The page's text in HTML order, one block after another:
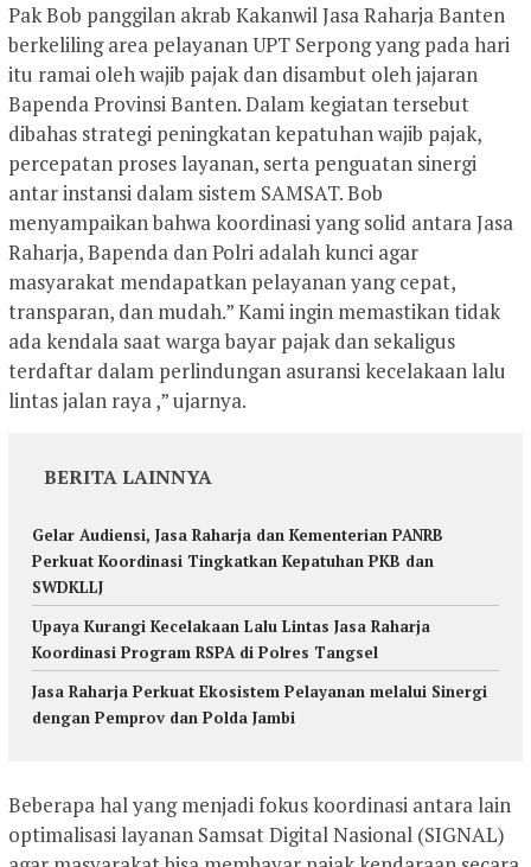
Pak Bob panggilan akrab Kakanwil Jasa Raharja Banten
berkeliling area pelayanan UPT Serpong yang pada hari
itu ramai oleh wajib pajak dan disambut oleh jajaran
Bapenda Provinsi Banten. Dalam kegiatan tersebut
dibahas strategi peningkatan kepatuhan wajib pajak,
percepatan proses layanan, serta penguatan sinergi
antar instansi dalam sistem SAMSAT. Bob
menyampaikan bahwa koordinasi yang solid antara Jasa
Raharja, Bapenda dan Polri adalah kunci agar
masyarakat mendapatkan pelayanan yang cepat,
transparan, dan mudah.” Kami ingin memastikan tidak
ada kendala saat warga bayar pajak dan sekaligus
terdaftar dalam perlindungan asuransi kecelakaan lalu
lintas jalan raya ,” ujarnya.
BERITA LAINNYA
Gelar Audiensi, Jasa Raharja dan Kementerian PANRB
Perkuat Koordinasi Tingkatkan Kepatuhan PKB dan
SWDKLLJ
Upaya Kurangi Kecelakaan Lalu Lintas Jasa Raharja
Koordinasi Program RSPA di Polres Tangsel
‎Jasa Raharja Perkuat Ekosistem Pelayanan melalui Sinergi
dengan Pemprov dan Polda Jambi
Beberapa hal yang menjadi fokus koordinasi antara lain
optimalisasi layanan Samsat Digital Nasional (SIGNAL)